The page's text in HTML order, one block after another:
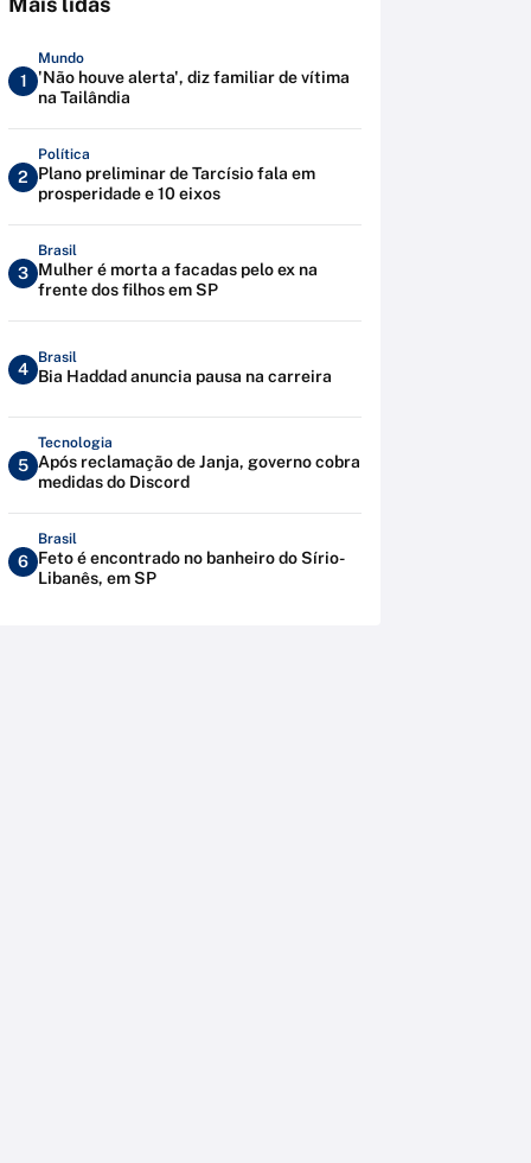
1
Mundo
'Não houve alerta', diz familiar de vítima
na Tailândia
2
Política
Plano preliminar de Tarcísio fala em
prosperidade e 10 eixos
3
Brasil
Mulher é morta a facadas pelo ex na
frente dos filhos em SP
4
Brasil
Bia Haddad anuncia pausa na carreira
5
Tecnologia
Após reclamação de Janja, governo cobra
medidas do Discord
6
Brasil
Feto é encontrado no banheiro do Sírio-
Libanês, em SP